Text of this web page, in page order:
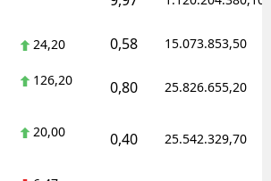
24,20 0,58 15.073.853,50
126,20 0,80 25.826.655,20
20,00 0,40 25.542.329,70